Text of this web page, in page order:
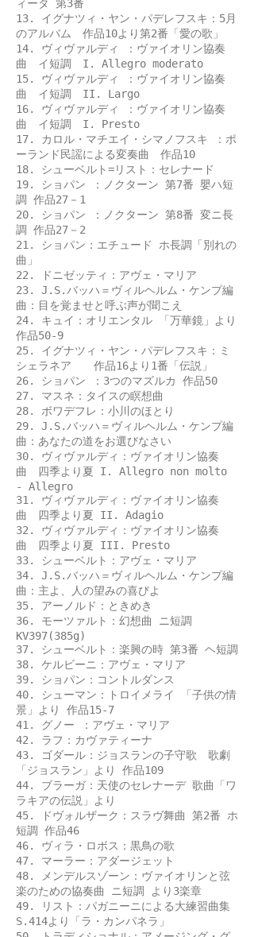
ィータ 第3番
13. イグナツィ・ヤン・パデレフスキ：5月
のアルバム 作品10より第2番「愛の歌」
14. ヴィヴァルディ ：ヴァイオリン協奏
曲 イ短調 I. Allegro moderato
15. ヴィヴァルディ ：ヴァイオリン協奏
曲 イ短調 II. Largo
16. ヴィヴァルディ ：ヴァイオリン協奏
曲 イ短調 I. Presto
17. カロル・マチエイ・シマノフスキ ：ポ
ーランド民謡による変奏曲 作品10
18. シューベルト=リスト：セレナード
19. ショパン ：ノクターン 第7番 嬰ハ短
調 作品27－1
20. ショパン ：ノクターン 第8番 変ニ長
調 作品27－2
21. ショパン：エチュード ホ長調「別れの
曲」
22. ドニゼッティ：アヴェ・マリア
23. J.S.バッハ＝ヴィルヘルム・ケンプ編
曲：目を覚ませと呼ぶ声が聞こえ
24. キュイ：オリエンタル 「万華鏡」より
作品50-9
25. イグナツィ・ヤン・パデレフスキ：ミ
シェラネア 作品16より1番「伝説」
26. ショパン ：3つのマズルカ 作品50
27. マスネ：タイスの瞑想曲
28. ボワデフレ：小川のほとり
29. J.S.バッハ＝ヴィルヘルム・ケンプ編
曲：あなたの道をお選びなさい
30. ヴィヴァルディ：ヴァイオリン協奏
曲 四季より夏 I. Allegro non molto
- Allegro
31. ヴィヴァルディ：ヴァイオリン協奏
曲 四季より夏 II. Adagio
32. ヴィヴァルディ：ヴァイオリン協奏
曲 四季より夏 III. Presto
33. シューベルト：アヴェ・マリア
34. J.S.バッハ＝ヴィルヘルム・ケンプ編
曲：主よ、人の望みの喜びよ
35. アーノルド：ときめき
36. モーツァルト：幻想曲 ニ短調
KV397(385g)
37. シューベルト：楽興の時 第3番 ヘ短調
38. ケルビーニ：アヴェ・マリア
39. ショパン：コントルダンス
40. シューマン：トロイメライ 「子供の情
景」より 作品15-7
41. グノー ：アヴェ・マリア
42. ラフ：カヴァティーナ
43. ゴダール：ジョスランの子守歌 歌劇
「ジョスラン」より 作品109
44. ブラーガ：天使のセレナーデ 歌曲「ワ
ラキアの伝説」より
45. ドヴォルザーク：スラヴ舞曲 第2番 ホ
短調 作品46
46. ヴィラ・ロボス：黒鳥の歌
47. マーラー：アダージェット
48. メンデルスゾーン：ヴァイオリンと弦
楽のための協奏曲 ニ短調 より3楽章
49. リスト：パガニーニによる大練習曲集
S.414より「ラ・カンパネラ」